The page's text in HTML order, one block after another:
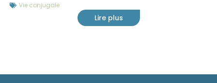
Vie conjugale
Lire plus